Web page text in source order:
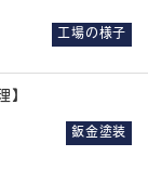
工場の様子
】
鈑金塗装